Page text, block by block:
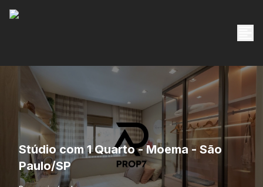
Stúdio com 1 Quarto - Moema - São
Paulo/SP